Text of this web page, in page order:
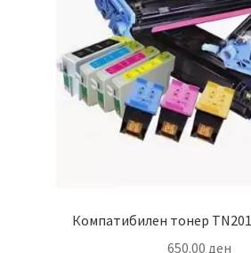
Компатибилен тонер
650.00 ден